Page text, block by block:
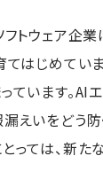
フトウェア
てはじめてい
ています。AI
えいをどう防
っては、新た